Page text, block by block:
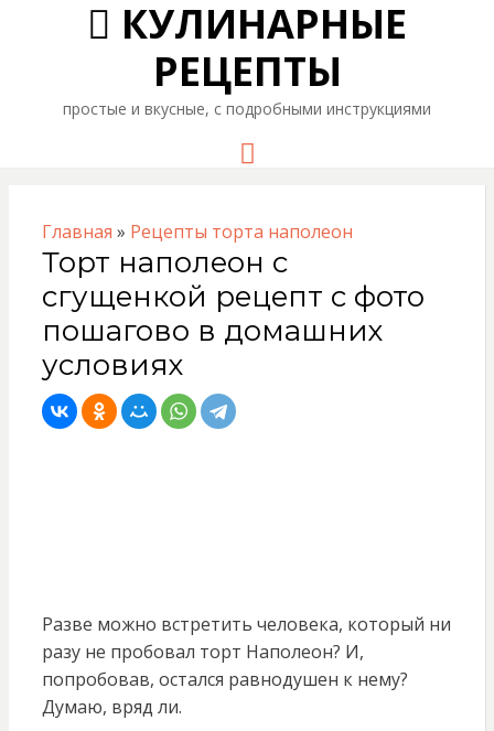
КУЛИНАРНЫЕ
РЕЦЕПТЫ
простые и вкусные, с подробными инструкциями
Главная » Рецепты торта наполеон
Торт наполеон с
сгущенкой рецепт с фото
пошагово в домашних
условиях
Разве можно встретить человека, который ни
разу не пробовал торт Наполеон? И,
попробовав, остался равнодушен к нему?
Думаю, вряд ли.